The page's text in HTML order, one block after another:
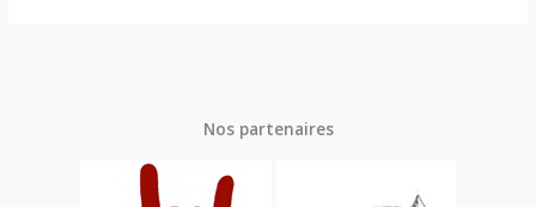
Nos partenaires